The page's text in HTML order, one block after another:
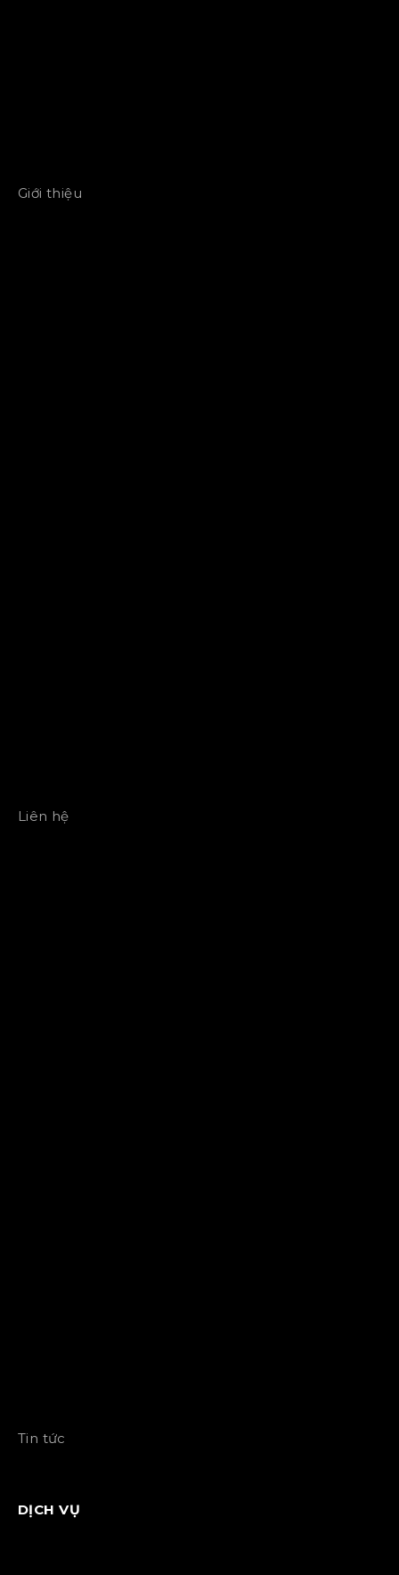
Giới thiệu
Liên hệ
Tin tức
DỊCH VỤ